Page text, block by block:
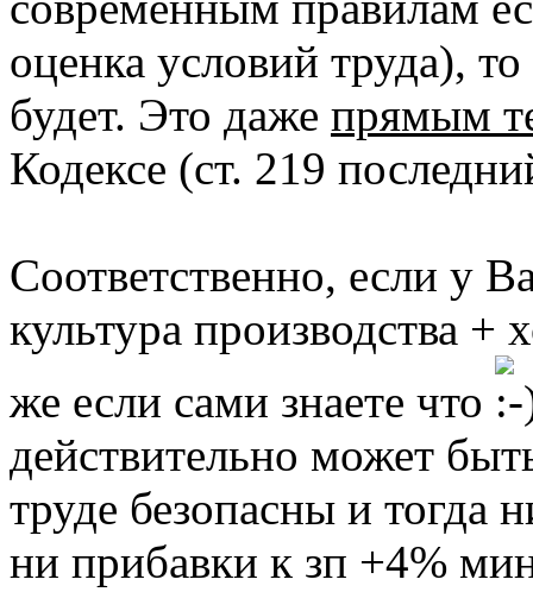
оценка условий труда),
будет. Это даже прямым
Кодексе (ст. 219
Соответственно, если у
культура производства
же если сами знаете что
действительно может
труде безопасны и тогда
ни прибавки к зп +4%